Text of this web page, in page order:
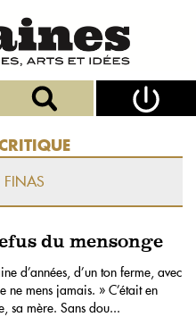
FINAS
du mensonge
d’années, d’un ton ferme, avec
mens jamais. » C’était en
sa mère. Sans dou...